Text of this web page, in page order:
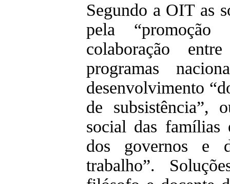
Segundo a OIT as
pela “promoção
colaboração
programas
desenvolvimento
de subsistência”,
social das
dos governos e
trabalho”.